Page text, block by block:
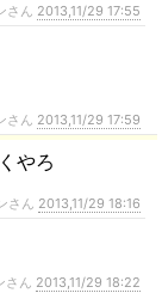
さん 2013,11/29 17:55
さん 2013,11/29 17:59
やろ
さん 2013,11/29 18:16
さん 2013,11/29 18:22